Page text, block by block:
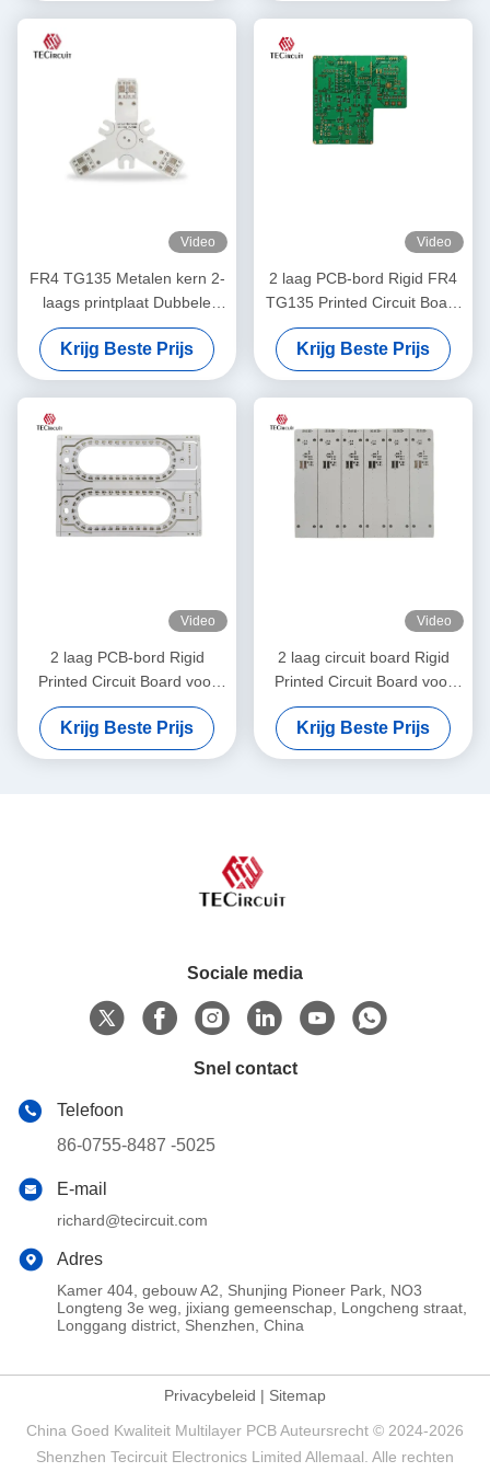
Video
FR4 TG135 Metalen kern 2-
laags printplaat Dubbele
laag PCB OEM ODM
Krijg Beste Prijs
Video
2 laag PCB-bord Rigid FR4
TG135 Printed Circuit Board
Voor POS-machine
Krijg Beste Prijs
Video
2 laag PCB-bord Rigid
Printed Circuit Board voor
elektronische
muziekinstrumenten
Krijg Beste Prijs
Video
2 laag circuit board Rigid
Printed Circuit Board voor
elektrische katrolen
Krijg Beste Prijs
Sociale media
Snel contact
Telefoon
86-0755-8487 -5025
E-mail
richard@tecircuit.com
Adres
Kamer 404, gebouw A2, Shunjing Pioneer Park, NO3
Longteng 3e weg, jixiang gemeenschap, Longcheng straat,
Longgang district, Shenzhen, China
Privacybeleid | Sitemap
China Goed Kwaliteit Multilayer PCB Auteursrecht © 2024-2026
Shenzhen Tecircuit Electronics Limited Allemaal. Alle rechten